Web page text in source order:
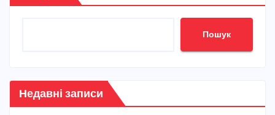
Пошук
Недавні записи